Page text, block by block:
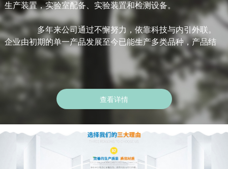
生产装置，实验室配备、实验装置和检测设备。
多年来公司通过不懈努力，依靠科技与内引外联。
企业由初期的单一产品发展至今已能生产多类品种，产品结
构日趋合理。
企业依靠科技、坚持诚信经营、以产品质量为企业
生命、以实现客户利益为追逐目标。公司愿与有志之士、新
老朋友一起携手并进，共创辉煌。
查看详情